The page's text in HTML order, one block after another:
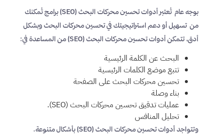
بوجه عام تُعتبر أدوات تحسين محركات البحث (SEO) برامج تُمكنك
من تسهيل أو دعم استراتيجيتك في تحسين محركات البحث وبشكل
أدق، تتمكن أدوات تحسين محركات البحث (SEO) من المساعدة في:
البحث عن الكلمة الرئيسية
تتبع موضع الكلمات الرئيسية
تحسين محركات البحث على الصفحة
بناء وصلة
عمليات تدقيق تحسين محركات البحث (SEO).
تحليل المنافس
وتتواجد أدوات تحسين محركات البحث (SEO) بأشكال متنوعة.